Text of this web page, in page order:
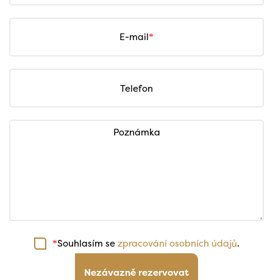
E-mail
Telefon
Poznámka
*Souhlasím sezpracování osobních údajů.
Nezávazně rezervovat